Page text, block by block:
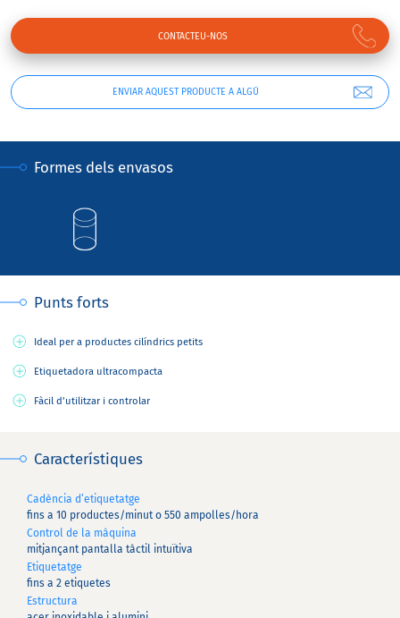
ENVIAR AQUEST PRODUCTE A ALGÚ
CONTACTEU-NOS
Formes dels envasos
Punts forts
Ideal per a productes cilíndrics petits
Etiquetadora ultracompacta
Fàcil d’utilitzar i controlar
Característiques
Cadència d’etiquetatge
fins a 10 productes/minut o 550 ampolles/hora
Control de la màquina
mitjançant pantalla tàctil intuïtiva
Etiquetatge
fins a 2 etiquetes
Estructura